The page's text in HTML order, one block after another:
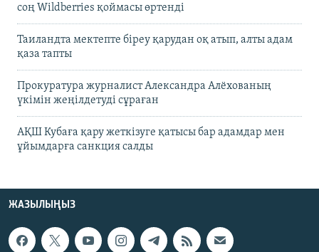
соң Wildberries қоймасы өртенді
Таиландта мектепте біреу қарудан оқ атып, алты адам
қаза тапты
Прокуратура журналист Александра Алёхованың
үкімін жеңілдетуді сұраған
АҚШ Кубаға қару жеткізуге қатысы бар адамдар мен
ұйымдарға санкция салды
ЖАЗЫЛЫҢЫЗ